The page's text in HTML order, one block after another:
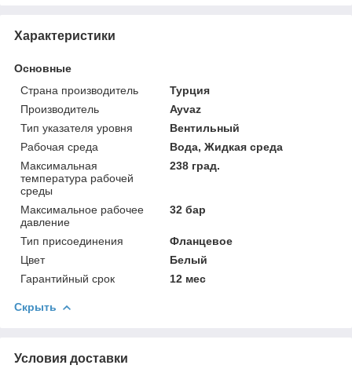
Характеристики
Основные
Страна производитель
Турция
Производитель
Ayvaz
Тип указателя уровня
Вентильный
Рабочая среда
Вода, Жидкая среда
Максимальная
температура рабочей
среды
238 град.
Максимальное рабочее
давление
32 бар
Тип присоединения
Фланцевое
Цвет
Белый
Гарантийный срок
12 мес
Скрыть
Условия доставки